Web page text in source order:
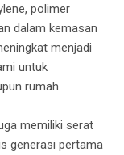
polimer
dalam kemasan
menjadi
untuk
rumah.
memiliki serat
generasi pertama